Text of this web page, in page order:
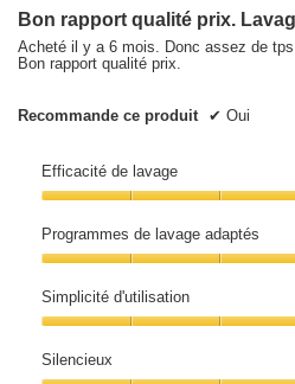
5Bon rapport qualité prix.
Acheté il y a 6 mois. Donc assez de tps
Bon rapport qualité prix.
Recommande ce produit ✔ Oui
Efficacité de lavage
de
lavage,
5
5
Programmes de lavage adaptés
de
lavage
adaptés,
sur
5
Simplicité d'utilisation
d'utilisation,
5
Silencieux